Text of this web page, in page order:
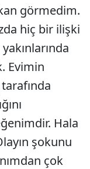
görmedim.
hiç bir ilişki
Evimin
Hala
şokunu
çok